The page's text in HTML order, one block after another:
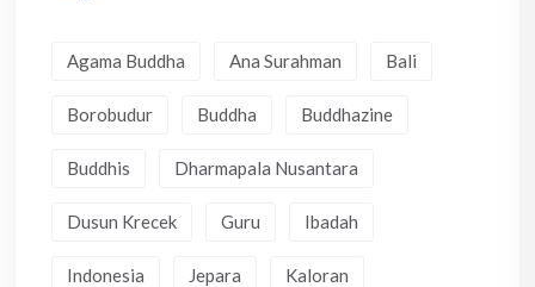
Agama Buddha Ana Surahman Bali
Borobudur Buddha Buddhazine
Buddhis Dharmapala Nusantara
Dusun Krecek Guru Ibadah
Indonesia Jepara Kaloran